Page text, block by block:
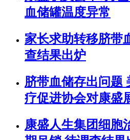
血储罐温度异常
家长求助转移脐带
查结果出炉
脐带血储存出问题
疗促进协会对康盛
康盛人生集团细胞